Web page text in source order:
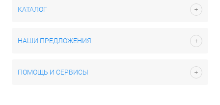
КАТАЛОГ
НАШИ ПРЕДЛОЖЕНИЯ
ПОМОЩЬ И СЕРВИСЫ